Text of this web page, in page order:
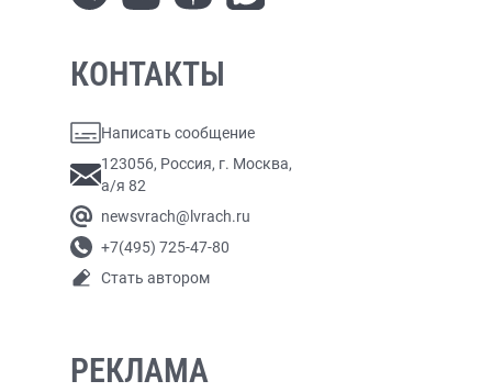
КОНТАКТЫ
Написать сообщение
123056, Россия, г. Москва,
а/я 82
newsvrach@lvrach.ru
+7(495) 725-47-80
Стать автором
РЕКЛАМА